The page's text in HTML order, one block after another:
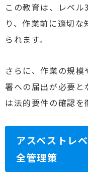
この教育は、レベ
り、作業前に適切
られます。
さらに、作業の規
署への届出が必要と
は法的要件の確認を
アスベストレ
全管理策